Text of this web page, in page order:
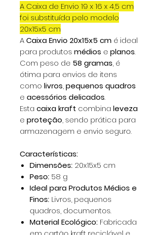
A Caixa de Envio 19 x 16 x 4,5 cm
foi substituída pelo modelo
20x15x5 cm
ACaixa Envio 20x15x5 cm é ideal
para produtos médios e planos.
Com peso de 58 gramas, é
ótima para envios de itens
como livros,pequenos quadros
e acessórios delicados.
Esta caixa kraft combina leveza
e proteção, sendo prática para
armazenagem e envio seguro.
Características:
Dimensões: 20x15x5 cm
Peso: 58 g
Ideal para Produtos Médios e
Finos: Livros, pequenos
quadros, documentos.
Material Ecológico: Fabricada